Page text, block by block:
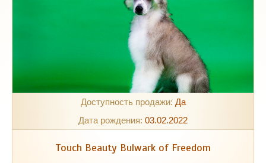
Доступность продажи: Да
Дата рождения: 03.02.2022
Touch Beauty Bulwark of Freedom